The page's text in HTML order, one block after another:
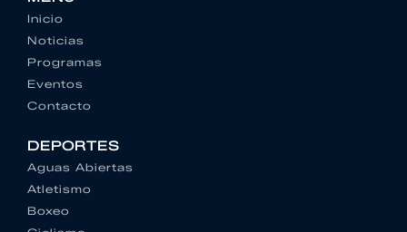
Inicio
Noticias
Programas
Eventos
Contacto
DEPORTES
Aguas Abiertas
Atletismo
Boxeo